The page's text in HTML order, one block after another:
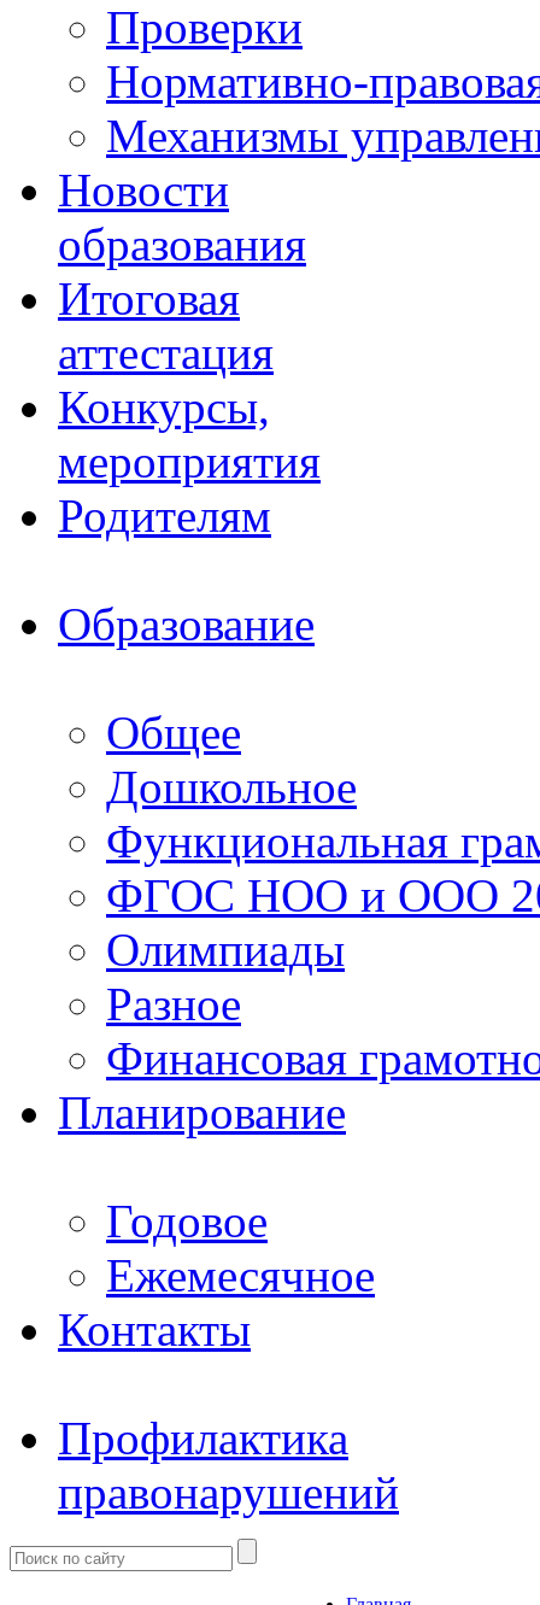
Проверки
Нормативно-
Механизмы
Новости
образования
Итоговая
аттестация
Конкурсы,
мероприятия
Родителям
Образование
Общее
Дошкольное
Функциональная
ФГОС НОО и ООО
Олимпиады
Разное
Финансовая
Планирование
Годовое
Ежемесячное
Контакты
Профилактика
правонарушений